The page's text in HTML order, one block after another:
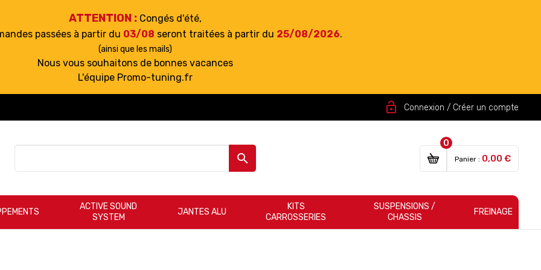
ATTENTION : Congés d'été,
passées à partir du 03/08 seront traitées à partir du 25/08/2026.
(ainsi que les mails)
Nous vous souhaitons de bonnes vacances
L'équipe Promo-tuning.fr
lock_open Connexion / Créer un compte

0
Panier : 0,00 €
ACTIVE SOUND
SYSTEM
JANTES ALU
KITS
CARROSSERIES
SUSPENSIONS /
CHASSIS
FREINAGE